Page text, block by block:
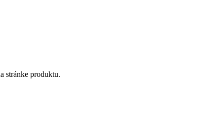
stránke produktu.